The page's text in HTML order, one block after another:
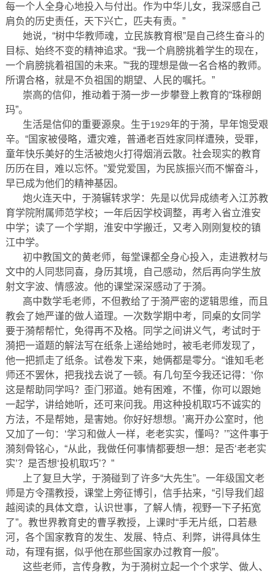
每一个人全身心地投入与付出。作为中华儿女，我深感自己
肩负的历史责任，天下兴亡，匹夫有责。”
她说，“树中华教师魂，立民族教育根”是自己终生奋斗的
目标、始终不变的精神追求。“我一个肩膀挑着学生的现在，
一个肩膀挑着祖国的未来。”“我的理想是做一名合格的教师。
所谓合格，就是不负祖国的期望、人民的嘱托。”
崇高的信仰，推动着于漪一步一步攀登上教育的“珠穆朗
玛”。
生活是信仰的重要源泉。生于1929年的于漪，早年饱受艰
辛。“国家被侵略，遭灾难，普通老百姓家同样遭殃，受罪，
童年快乐美好的生活被炮火打得烟消云散。社会现实的教育
历历在目，难以忘怀。”爱党爱国，为民族振兴而不懈奋斗，
早已成为他们的精神基因。
炮火连天中，于漪辗转求学：先是以优异成绩考入江苏教
育学院附属师范学校；一年后因学校调整，再考入省立淮安
中学；读了一个学期，淮安中学搬迁，又考入刚刚复校的镇
江中学。
初中教国文的黄老师，每堂课都全身心投入，走进教材与
文中的人同悲同喜，身历其境，自己感动，然后再向学生放
射文字波、情感波。他的课堂深深感动了于漪。
高中数学毛老师，不但教给了于漪严密的逻辑思维，而且
教会了她严谨的做人道理。一次数学期中考，同桌的女同学
要于漪帮帮忙，免得再不及格。同学之间讲义气，考试时于
漪把一道题的解法写在纸条上递给她时，被毛老师发现了，
他一把抓走了纸条。试卷发下来，她俩都是零分。“谁知毛老
师还不罢休，把我找去说了一顿。有几句至今我还记得：‘你
这是帮助同学吗？歪门邪道。她有困难，不懂，你可以跟她
一起学，讲给她听，还可来问我。用这种投机取巧不诚实的
方法，不是帮她，是害她。你好好想想。’离开办公室时，他
又加了一句：‘学习和做人一样，老老实实，懂吗？’”这件事于
漪刻骨铭心，“从此，我做任何事情都要想一想：是否‘老老实
实’？是否想‘投机取巧’？”
上了复旦大学，于漪碰到了许多“大先生”。一年级国文老
师是方令孺教授，课堂上旁征博引，信手拈来，“引导我们超
越阅读的具体文章，认识世事，了解人情，视野一下子拓宽
了”。教世界教育史的曹孚教授，上课时“手无片纸，口若悬
河，各个国家教育的发生、发展、特点、利弊，讲得具体生
动，有理有据，似乎他在那些国家办过教育一般”。
这些老师，言传身教，为于漪树立起一个个求学、做人、